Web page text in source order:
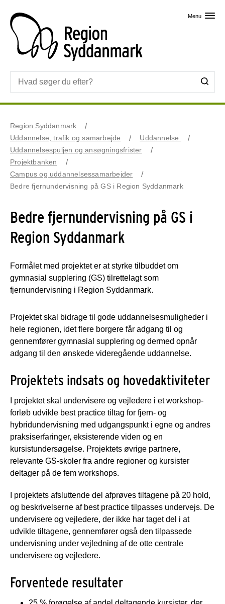
Menu
Region Syddanmark
Uddannelse, trafik og samarbejde
Uddannelse
Uddannelsespuljen og ansøgningsfrister
Projektbanken
Campus og uddannelsessamarbejder
Bedre fjernundervisning på GS i Region Syddanmark
Bedre fjernundervisning på GS i
Region Syddanmark
Formålet med projektet er at styrke tilbuddet om
gymnasial supplering (GS) tilrettelagt som
fjernundervisning i Region Syddanmark.
Projektet skal bidrage til gode uddannelsesmuligheder i
hele regionen, idet flere borgere får adgang til og
gennemfører gymnasial supplering og dermed opnår
adgang til den ønskede videregående uddannelse.
Projektets indsats og hovedaktiviteter
I projektet skal undervisere og vejledere i et workshop-
forløb udvikle best practice tiltag for fjern- og
hybridundervisning med udgangspunkt i egne og andres
praksiserfaringer, eksisterende viden og en
kursistundersøgelse. Projektets øvrige partnere,
relevante GS-skoler fra andre regioner og kursister
deltager på de fem workshops.
I projektets afsluttende del afprøves tiltagene på 20 hold,
og beskrivelserne af best practice tilpasses undervejs. De
undervisere og vejledere, der ikke har taget del i at
udvikle tiltagene, gennemfører også den tilpassede
undervisning under vejledning af de otte centrale
undervisere og vejledere.
Forventede resultater